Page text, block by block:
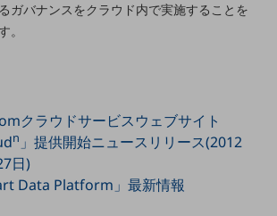
ワーク
ガバナンスをクラウド内で実施することを
。
クラウドサービスウェブサイト
n 」提供開始ニュースリリース(2012
日)
Data Platform」最新情報